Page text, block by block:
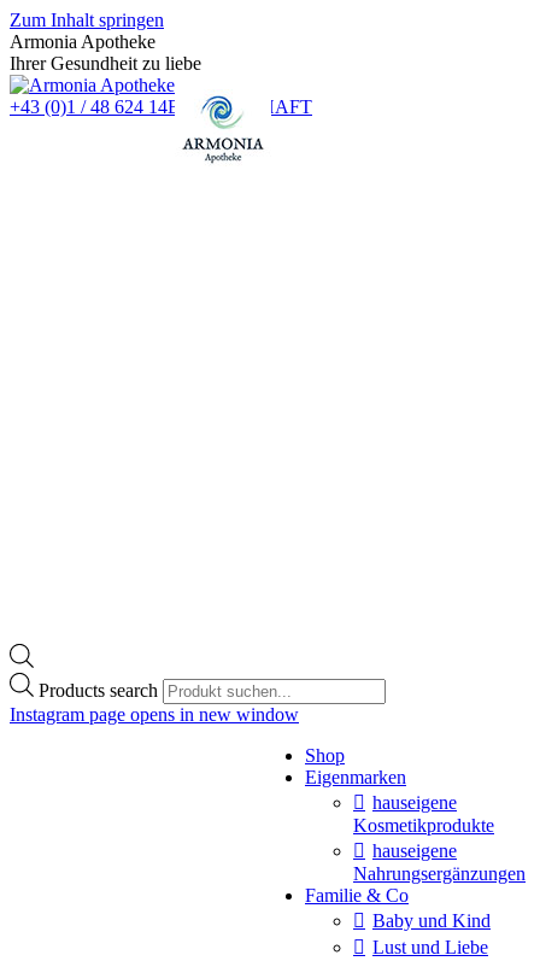
Zum Inhalt springen
Armonia Apotheke
Ihrer Gesundheit zu liebe
+43 (0)1 / 48 624 14BEREITSCHAFT
Products search
Instagram page opens in new window
Shop
Eigenmarken
hauseigene
Kosmetikprodukte
hauseigene
Nahrungsergänzungen
Familie & Co
Baby und Kind
Lust und Liebe